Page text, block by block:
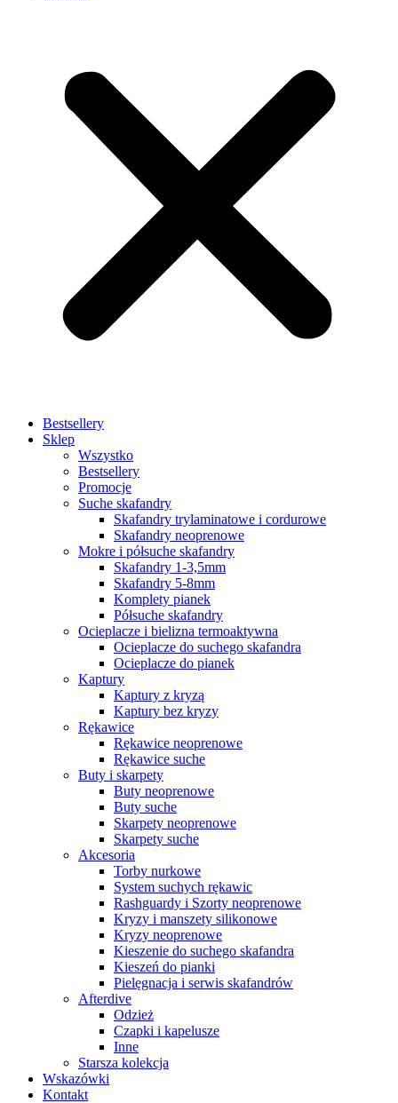
Bestsellery
Sklep
Wszystko
Bestsellery
Promocje
Suche skafandry
Skafandry trylaminatowe i cordurowe
Skafandry neoprenowe
Mokre i półsuche skafandry
Skafandry 1-3,5mm
Skafandry 5-8mm
Komplety pianek
Półsuche skafandry
Ocieplacze i bielizna termoaktywna
Ocieplacze do suchego skafandra
Ocieplacze do pianek
Kaptury
Kaptury z kryzą
Kaptury bez kryzy
Rękawice
Rękawice neoprenowe
Rękawice suche
Buty i skarpety
Buty neoprenowe
Buty suche
Skarpety neoprenowe
Skarpety suche
Akcesoria
Torby nurkowe
System suchych rękawic
Rashguardy i Szorty neoprenowe
Kryzy i manszety silikonowe
Kryzy neoprenowe
Kieszenie do suchego skafandra
Kieszeń do pianki
Pielęgnacja i serwis skafandrów
Afterdive
Odzież
Czapki i kapelusze
Inne
Starsza kolekcja
Wskazówki
Kontakt